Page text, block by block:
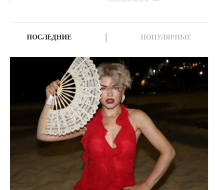
ПОСЛЕДНИЕ ПОПУЛЯРНЫЕ